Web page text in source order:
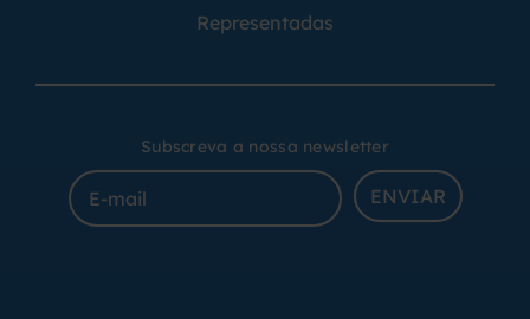
Representadas
Subscreva a nossa newsletter
ENVIAR